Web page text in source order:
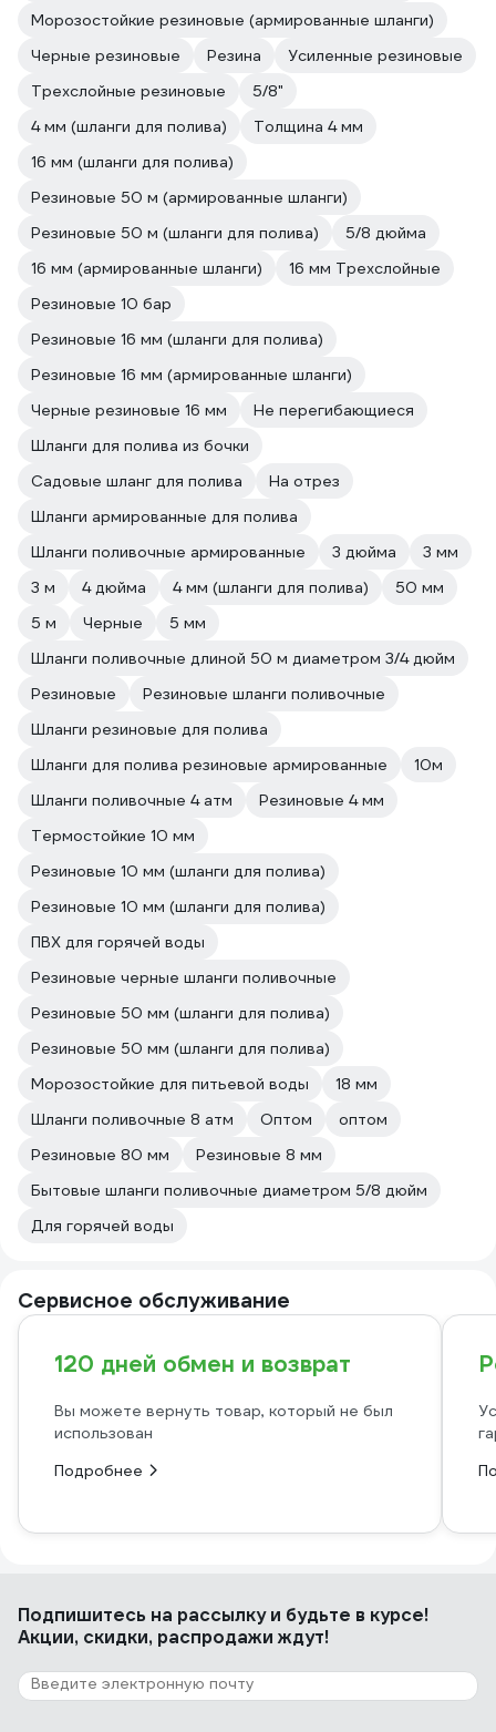
Морозостойкие резиновые (армированные шланги)
Черные резиновые
Резина
Усиленные резиновые
Трехслойные резиновые
5/8"
4 мм (шланги для полива)
Толщина 4 мм
16 мм (шланги для полива)
Резиновые 50 м (армированные шланги)
Резиновые 50 м (шланги для полива)
5/8 дюйма
16 мм (армированные шланги)
16 мм Трехслойные
Резиновые 10 бар
Резиновые 16 мм (шланги для полива)
Резиновые 16 мм (армированные шланги)
Черные резиновые 16 мм
Не перегибающиеся
Шланги для полива из бочки
Садовые шланг для полива
На отрез
Шланги армированные для полива
Шланги поливочные армированные
3 дюйма
3 мм
3 м
4 дюйма 4 мм (шланги для полива)
50 мм
5 м
Черные
5 мм
Шланги поливочные длиной 50 м диаметром 3/4 дюйм
Резиновые
Резиновые шланги поливочные
Шланги резиновые для полива
Шланги для полива резиновые армированные
10м
Шланги поливочные 4 атм
Резиновые 4 мм
Термостойкие 10 мм
Резиновые 10 мм (шланги для полива)
Резиновые 10 мм (шланги для полива)
ПВХ для горячей воды
Резиновые черные шланги поливочные
Резиновые 50 мм (шланги для полива)
Резиновые 50 мм (шланги для полива)
Морозостойкие для питьевой воды
18 мм
Шланги поливочные 8 атм
Оптом
оптом
Резиновые 80 мм
Резиновые 8 мм
Бытовые шланги поливочные диаметром 5/8 дюйм
Для горячей воды
Сервисное обслуживание
120 дней обмен и возврат
Вы можете вернуть товар, который не был
использован
Подробнее
Подпишитесь на рассылкуи будьте в курсе!
Акции, скидки, распродажи ждут!